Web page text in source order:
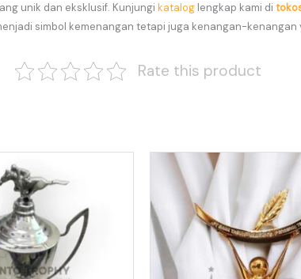
unik dan eksklusif. Kunjungi katalog lengkap kami di
simbol kemenangan tetapi juga kenangan-kenangan
Rate this product